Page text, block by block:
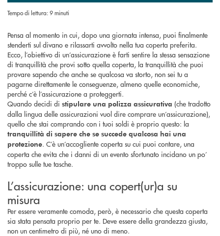
Tempo di lettura: 9 minuti
Pensa al momento in cui, dopo una giornata intensa, puoi finalmente
stenderti sul divano e rilassarti avvolto nella tua coperta preferita.
Ecco, l’obiettivo di un’assicurazione è farti sentire la stessa sensazione
di tranquillità che provi sotto quella coperta, la tranquillità che puoi
provare sapendo che anche se qualcosa va storto, non sei tu a
pagarne direttamente le conseguenze, almeno quelle economiche,
perché c’è l’assicurazione a proteggerti.
Quando decidi di stipulare una polizza assicurativa (che tradotto
dalla lingua delle assicurazioni vuol dire comprare un’assicurazione),
quello che stai comprando con i tuoi soldi è proprio questo: la
tranquillità di sapere che se succede qualcosa hai una
protezione. C’è un’accogliente coperta su cui puoi contare, una
coperta che evita che i danni di un evento sfortunato incidano un po’
troppo sulle tue tasche.
L’assicurazione: una copert(ur)a su
misura
Per essere veramente comoda, però, è necessario che questa coperta
sia stata pensata proprio per te. Deve essere della grandezza giusta,
non un centimetro di più, né uno di meno.